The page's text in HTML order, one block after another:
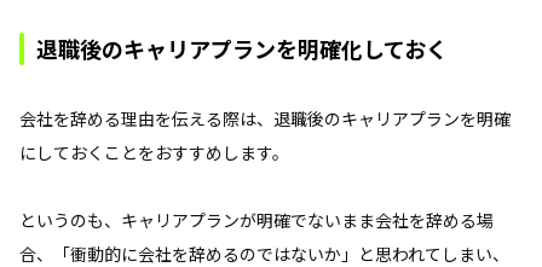
退職後のキャリアプランを明確化しておく
会社を辞める理由を伝える際は、退職後のキャリアプランを明確
にしておくことをおすすめします。
というのも、キャリアプランが明確でないまま会社を辞める場
合、「衝動的に会社を辞めるのではないか」と思われてしまい、